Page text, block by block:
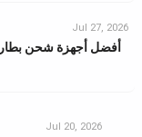
Jul 27, 2026
أفضل أجهزة شحن
Jul 20, 2026